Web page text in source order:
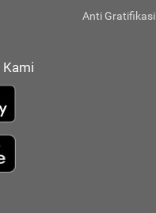
Anti Gratifikasi